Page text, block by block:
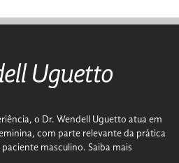
o Dr. Wendell Uguetto atua em
com parte relevante da prática
masculino. Saiba mais